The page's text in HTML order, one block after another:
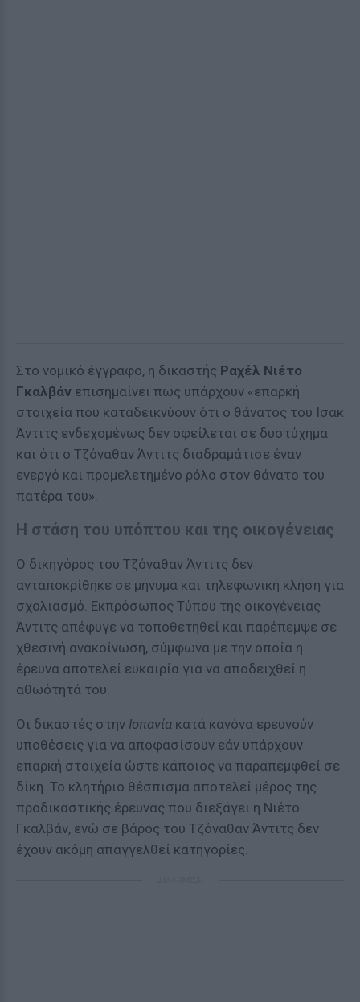
Στο νομικό έγγραφο, η δικαστής Ραχέλ Νιέτο
Γκαλβάν επισημαίνει πως υπάρχουν «επαρκή
στοιχεία που καταδεικνύουν ότι ο θάνατος του Ισάκ
Άντιτς ενδεχομένως δεν οφείλεται σε δυστύχημα
και ότι ο Τζόναθαν Άντιτς διαδραμάτισε έναν
ενεργό και προμελετημένο ρόλο στον θάνατο του
πατέρα του».
Η στάση του υπόπτου και της οικογένειας
Ο δικηγόρος του Τζόναθαν Άντιτς δεν
ανταποκρίθηκε σε μήνυμα και τηλεφωνική κλήση για
σχολιασμό. Εκπρόσωπος Τύπου της οικογένειας
Άντιτς απέφυγε να τοποθετηθεί και παρέπεμψε σε
χθεσινή ανακοίνωση, σύμφωνα με την οποία η
έρευνα αποτελεί ευκαιρία για να αποδειχθεί η
αθωότητά του.
Οι δικαστές στην Ισπανία κατά κανόνα ερευνούν
υποθέσεις για να αποφασίσουν εάν υπάρχουν
επαρκή στοιχεία ώστε κάποιος να παραπεμφθεί σε
δίκη. Το κλητήριο θέσπισμα αποτελεί μέρος της
προδικαστικής έρευνας που διεξάγει η Νιέτο
Γκαλβάν, ενώ σε βάρος του Τζόναθαν Άντιτς δεν
έχουν ακόμη απαγγελθεί κατηγορίες.